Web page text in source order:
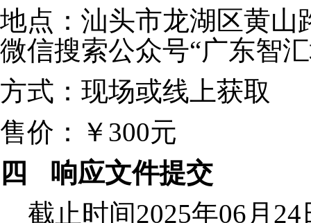
地点：汕头市龙湖区黄山
微信搜索公众号“广东智
方式：现场或线上获取
售价：￥300元
四
响应文件提交
截止时间2025年06月